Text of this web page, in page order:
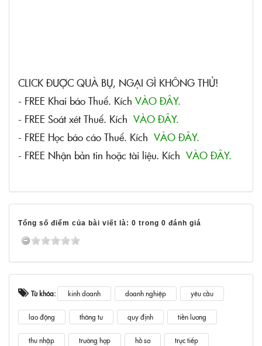
CLICK ĐƯỢC QUÀ BỰ, NGẠI GÌ KHÔNG THỬ!
- FREE Khai báo Thuế. Kích VÀO ĐÂY.
- FREE Soát xét Thuế. Kích VÀO ĐÂY.
- FREE Học báo cáo Thuế. Kích VÀO ĐÂY.
- FREE Nhận bản tin hoặc tài liệu. Kích VÀO ĐÂY.
Tổng số điểm của bài viết là: 0 trong 0 đánh giá
Từ khóa: kinh doanh doanh nghiệp yêu cầu
lao động thông tư quy định tiền lương
thu nhập trường hợp hồ sơ trực tiếp